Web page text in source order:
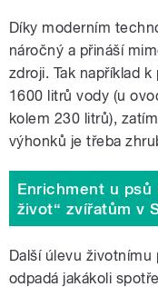
Díky moderním
náročný a přináší
zdroji. Tak například
1600 litrů vody (u
kolem 230 litrů),
výhonků je třeba
Enrichment u psů
život“ zvířatům v
Další úlevu
odpadá jakákoli